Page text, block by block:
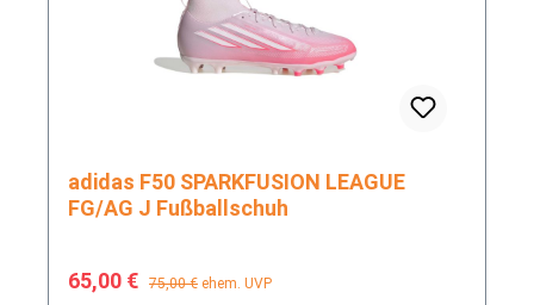
adidas F50 SPARKFUSION LEAGUE
FG/AG J Fußballschuh
Verkaufspreis:
65,00 € Regulärer Preis:
75,00 € ehem. UVP